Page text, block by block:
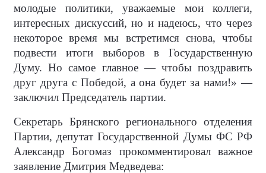
молодые политики, уважаемые мои коллеги,
интересных дискуссий, но и надеюсь, что через
некоторое время мы встретимся снова, чтобы
подвести итоги выборов в Государственную
Думу. Но самое главное — чтобы поздравить
друг друга с Победой, а она будет за нами!» —
заключил Председатель партии.
Секретарь Брянского регионального отделения
Партии, депутат Государственной Думы ФС РФ
Александр Богомаз прокомментировал важное
заявление Дмитрия Медведева: